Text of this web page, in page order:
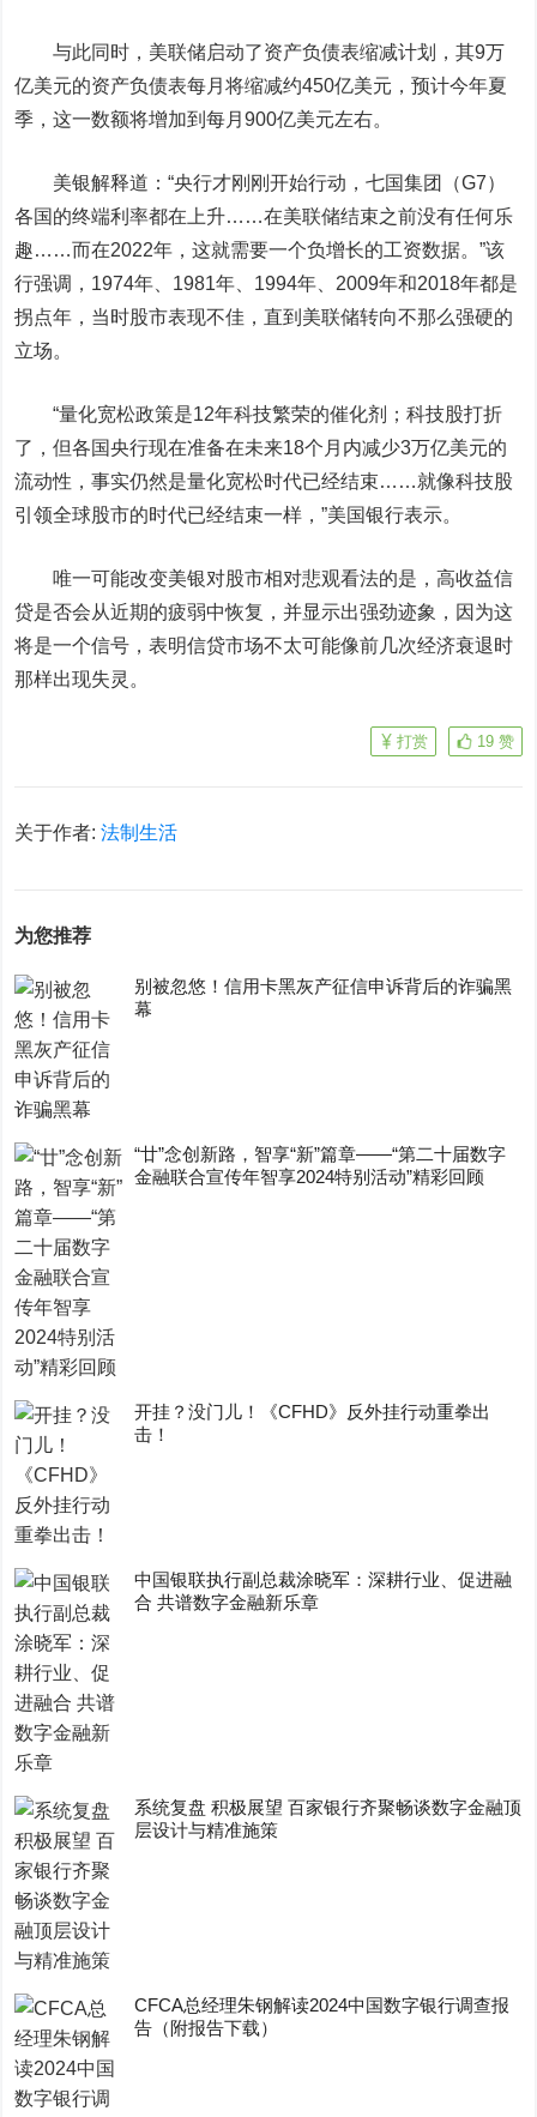
与此同时，美联储启动了资产负债表缩减计划，其9万
亿美元的资产负债表每月将缩减约450亿美元，预计今年夏
季，这一数额将增加到每月900亿美元左右。
美银解释道：“央行才刚刚开始行动，七国集团（G7）
各国的终端利率都在上升……在美联储结束之前没有任何乐
趣……而在2022年，这就需要一个负增长的工资数据。”该
行强调，1974年、1981年、1994年、2009年和2018年都是
拐点年，当时股市表现不佳，直到美联储转向不那么强硬的
立场。
“量化宽松政策是12年科技繁荣的催化剂；科技股打折
了，但各国央行现在准备在未来18个月内减少3万亿美元的
流动性，事实仍然是量化宽松时代已经结束……就像科技股
引领全球股市的时代已经结束一样，”美国银行表示。
唯一可能改变美银对股市相对悲观看法的是，高收益信
贷是否会从近期的疲弱中恢复，并显示出强劲迹象，因为这
将是一个信号，表明信贷市场不太可能像前几次经济衰退时
那样出现失灵。
19 赞
打赏
关于作者:法制生活
为您推荐
别被忽悠！信用卡黑灰产征信申诉背后的诈骗黑
幕
“廿”念创新路，智享“新”篇章——“第二十届数字
金融联合宣传年智享2024特别活动”精彩回顾
开挂？没门儿！《CFHD》反外挂行动重拳出
击！
中国银联执行副总裁涂晓军：深耕行业、促进融
合 共谱数字金融新乐章
系统复盘 积极展望 百家银行齐聚畅谈数字金融顶
层设计与精准施策
CFCA总经理朱钢解读2024中国数字银行调查报
告（附报告下载）